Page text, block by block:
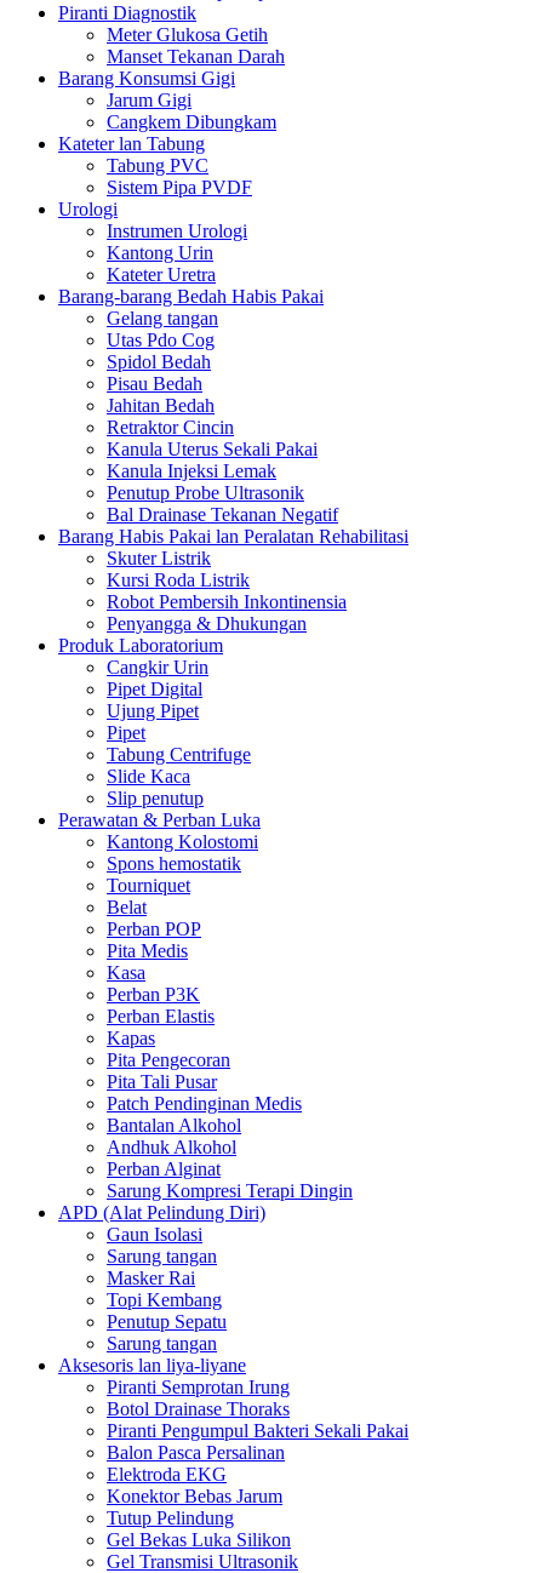
Piranti Diagnostik
Meter Glukosa Getih
Manset Tekanan Darah
Barang Konsumsi Gigi
Jarum Gigi
Cangkem Dibungkam
Kateter lan Tabung
Tabung PVC
Sistem Pipa PVDF
Urologi
Instrumen Urologi
Kantong Urin
Kateter Uretra
Barang-barang Bedah Habis Pakai
Gelang tangan
Utas Pdo Cog
Spidol Bedah
Pisau Bedah
Jahitan Bedah
Retraktor Cincin
Kanula Uterus Sekali Pakai
Kanula Injeksi Lemak
Penutup Probe Ultrasonik
Bal Drainase Tekanan Negatif
Barang Habis Pakai lan Peralatan Rehabilitasi
Skuter Listrik
Kursi Roda Listrik
Robot Pembersih Inkontinensia
Penyangga & Dhukungan
Produk Laboratorium
Cangkir Urin
Pipet Digital
Ujung Pipet
Pipet
Tabung Centrifuge
Slide Kaca
Slip penutup
Perawatan & Perban Luka
Kantong Kolostomi
Spons hemostatik
Tourniquet
Belat
Perban POP
Pita Medis
Kasa
Perban P3K
Perban Elastis
Kapas
Pita Pengecoran
Pita Tali Pusar
Patch Pendinginan Medis
Bantalan Alkohol
Andhuk Alkohol
Perban Alginat
Sarung Kompresi Terapi Dingin
APD (Alat Pelindung Diri)
Gaun Isolasi
Sarung tangan
Masker Rai
Topi Kembang
Penutup Sepatu
Sarung tangan
Aksesoris lan liya-liyane
Piranti Semprotan Irung
Botol Drainase Thoraks
Piranti Pengumpul Bakteri Sekali Pakai
Balon Pasca Persalinan
Elektroda EKG
Konektor Bebas Jarum
Tutup Pelindung
Gel Bekas Luka Silikon
Gel Transmisi Ultrasonik